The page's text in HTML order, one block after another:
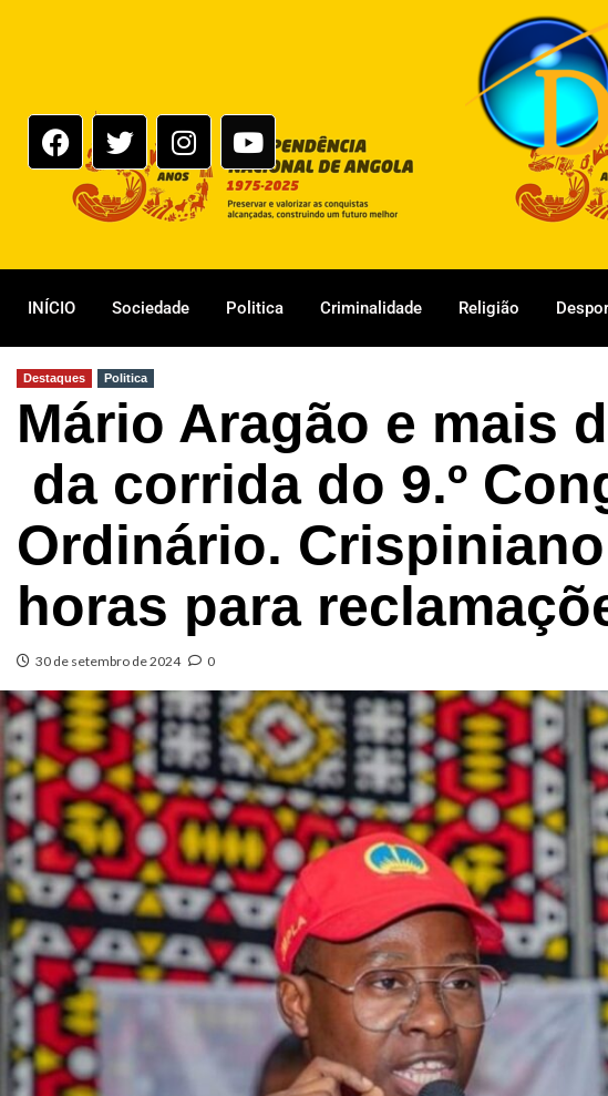
INÍCIO Sociedade Politica Criminalidade Religião
Destaques Politica
Mário Aragão e mais
da corrida do 9.º
Ordinário.
horas para
30 de setembro de 2024 0